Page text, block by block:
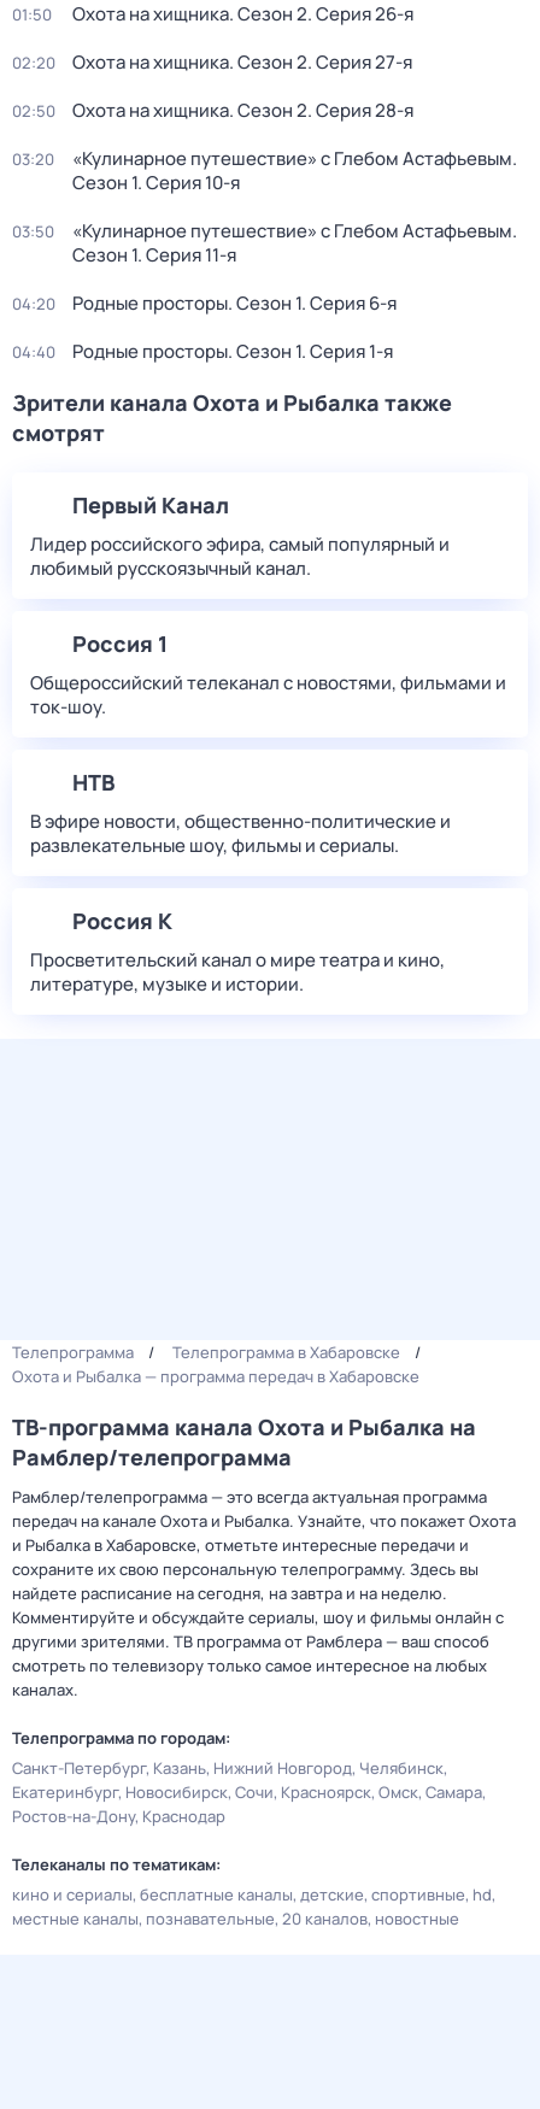
01:50 Охота на хищника. Сезон 2. Серия 26-я
02:20 Охота на хищника. Сезон 2. Серия 27-я
02:50 Охота на хищника. Сезон 2. Серия 28-я
03:20 «Кулинарное путешествие» с Глебом Астафьевым.
Сезон 1. Серия 10-я
03:50 «Кулинарное путешествие» с Глебом Астафьевым.
Сезон 1. Серия 11-я
04:20 Pодные просторы. Сезон 1. Серия 6-я
04:40 Pодные просторы. Сезон 1. Серия 1-я
Зрители канала Охота и Рыбалка также
смотрят
Первый Канал
Лидер российского эфира, самый популярный и
любимый русскоязычный канал.
Россия 1
Общероссийский телеканал с новостями, фильмами и
ток-шоу.
НТВ
В эфире новости, общественно-политические и
развлекательные шоу, фильмы и сериалы.
Россия К
Просветительский канал о мире театра и кино,
литературе, музыке и истории.
Телепрограмма
Телепрограмма в Хабаровске
Охота и Рыбалка — программа передач в Хабаровске
ТВ-программа канала Охота и Рыбалка на
Рамблер/телепрограмма
Рамблер/телепрограмма — это всегда актуальная программа
передач на канале Охота и Рыбалка. Узнайте, что покажет Охота
и Рыбалка в Хабаровске, отметьте интересные передачи и
сохраните их свою персональную телепрограмму. Здесь вы
найдете расписание на сегодня, на завтра и на неделю.
Комментируйте и обсуждайте сериалы, шоу и фильмы онлайн с
другими зрителями. ТВ программа от Рамблера — ваш способ
смотреть по телевизору только самое интересное на любых
каналах.
Телепрограмма по городам:
Санкт-Петербург Казань Нижний Новгород Челябинск
Екатеринбург Новосибирск Сочи Красноярск Омск Самара
Ростов-на-Дону Краснодар
Телеканалы по тематикам:
кино и сериалы бесплатные каналы детские спортивные hd
местные каналы познавательные 20 каналов новостные